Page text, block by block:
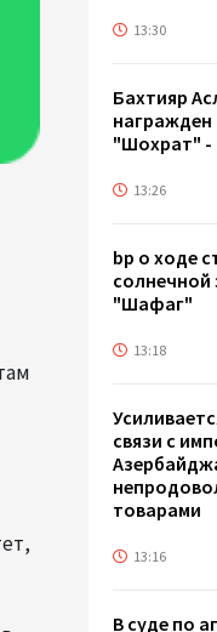
13:30
Бахтияр
"Шохрат" -
13:26
bp о ходе
солнечной
"Шафаг"
13:18
связи с
товарами
13:16
В суде по